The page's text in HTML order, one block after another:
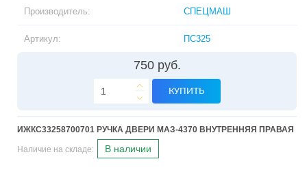
Производитель: СПЕЦМАШ
Артикул: ПС325
750 руб.
КУПИТЬ
ИЖКС33258700701 РУЧКА ДВЕРИ МАЗ-4370 ВНУТРЕННЯЯ ПРАВАЯ
Наличие на складе: В наличии